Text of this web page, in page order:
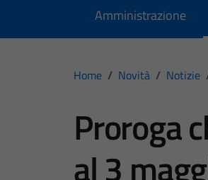
Amministrazione
Home / Novità / Notizie
Proroga
al 3